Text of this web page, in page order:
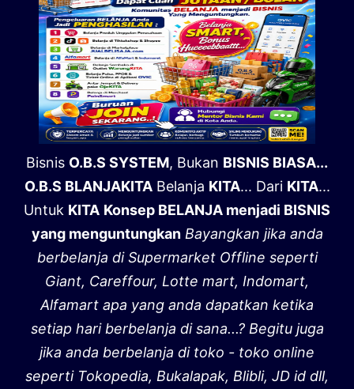
Bisnis O.B.S SYSTEM, Bukan BISNIS BIASA...
O.B.S BLANJAKITABelanja KITA... Dari KITA...
Untuk KITA Konsep BELANJA menjadi BISNIS
yang menguntungkan Bayangkan jika anda
berbelanja di Supermarket Offline seperti
Giant, Careffour, Lotte mart, Indomart,
Alfamart apa yang anda dapatkan ketika
setiap hari berbelanja di sana...? Begitu juga
jika anda berbelanja di toko - toko online
seperti Tokopedia, Bukalapak, Blibli, JD id dll,